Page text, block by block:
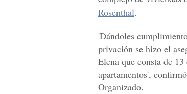
Rosenthal.
'Dándoles
privación se hizo el
Elena que consta de
apartamentos',
Organizado.